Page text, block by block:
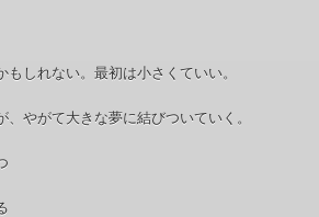
もしれない。最初は小さくていい。
、やがて大きな夢に結びついていく。